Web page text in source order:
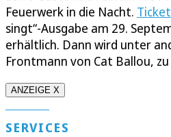
Feuerwerk in die Nacht.
singt“-Ausgabe am 29.
erhältlich. Dann wird unter
Frontmann von Cat Ballou, zu
ANZEIGE X
SERVICES